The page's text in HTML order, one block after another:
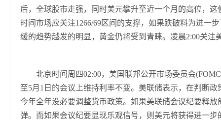
后，全球股市走强，同时美元攀升至近一个月的高位，这
时间市场应关注1266/69区间的支撑，如果跌破料为进一
缓的趋势越发的明显，黄金仍将受到青睐。凌晨2:00关
北京时间周四02:00，美国联邦公开市场委员会
至5月1日的会议上维持利率不变。美联储表示，在判断
今年全年没必要调整货币政策。如果美联储会议纪要释
弹。而如果会议纪要显现乐观信号，则美元将获得进一